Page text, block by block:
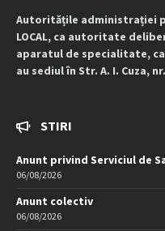
Autoritățile administrației
LOCAL, ca autoritate
aparatul de specialitate,
au sediul în Str. A. I. Cuza,
STIRI
Anunt privind Serviciul de
06/08/2026
Anunt colectiv
06/08/2026